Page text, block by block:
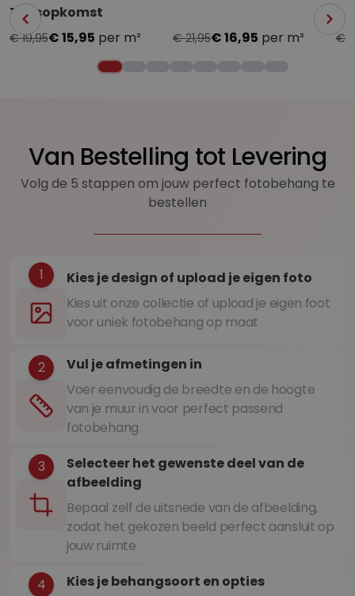
Zonsopkomst
€ 15,95 per m²
€ 19,95 € 16,95 per m²
€ 21,95 €
Van Bestelling tot Levering
Volg de 5 stappen om jouw perfect fotobehang te
bestellen
1
Kies je design of upload je eigen foto
Kies uit onze collectie of upload je eigen foot
voor uniek fotobehang op maat
2
Vul je afmetingen in
Voer eenvoudig de breedte en de hoogte
van je muur in voor perfect passend
fotobehang
3
Selecteer het gewenste deel van de
afbeelding
Bepaal zelf de uitsnede van de afbeelding,
zodat het gekozen beeld perfect aansluit op
jouw ruimte
4
Kies je behangsoort en opties